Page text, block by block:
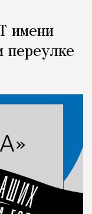
имени
переулке